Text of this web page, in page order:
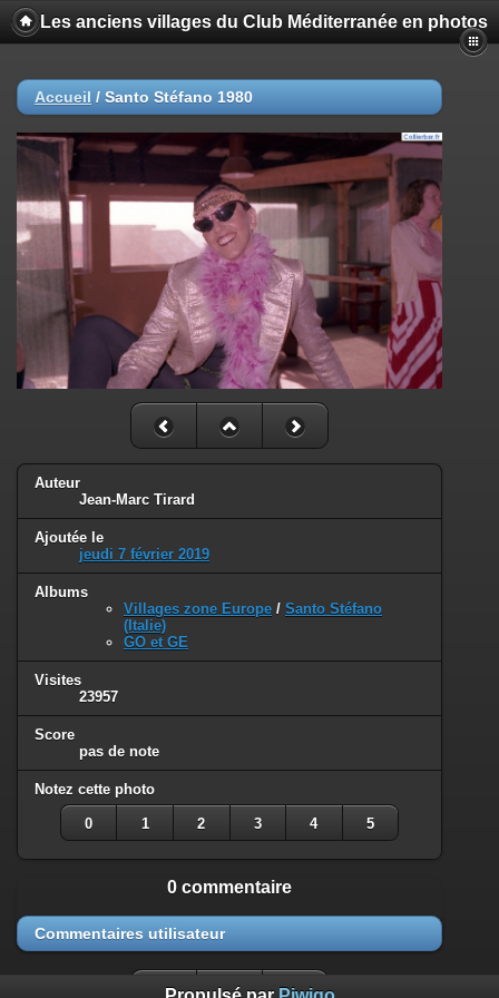
Les anciens villages du Club Méditerranée en photos
Accueil / Santo Stéfano 1980
Auteur
Jean-Marc Tirard
Ajoutée le
jeudi 7 février 2019
Albums
Villages zone Europe / Santo Stéfano
(Italie)
GO et GE
Visites
23957
Score
pas de note
Notez cette photo
0 1 2 3 4 5
0 commentaire
Commentaires utilisateur